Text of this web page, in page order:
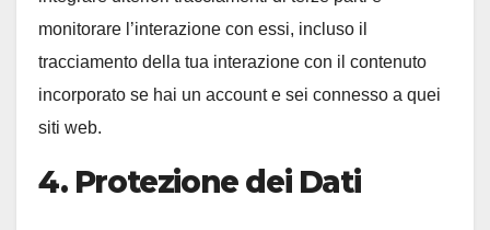
monitorare l’interazione con essi, incluso il
tracciamento della tua interazione con il contenuto
incorporato se hai un account e sei connesso a quei
siti web.
4. Protezione dei Dati